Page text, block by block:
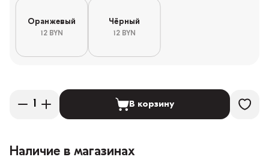
Оранжевый
12 BYN
Чёрный
12 BYN
В корзину
Наличие в магазинах